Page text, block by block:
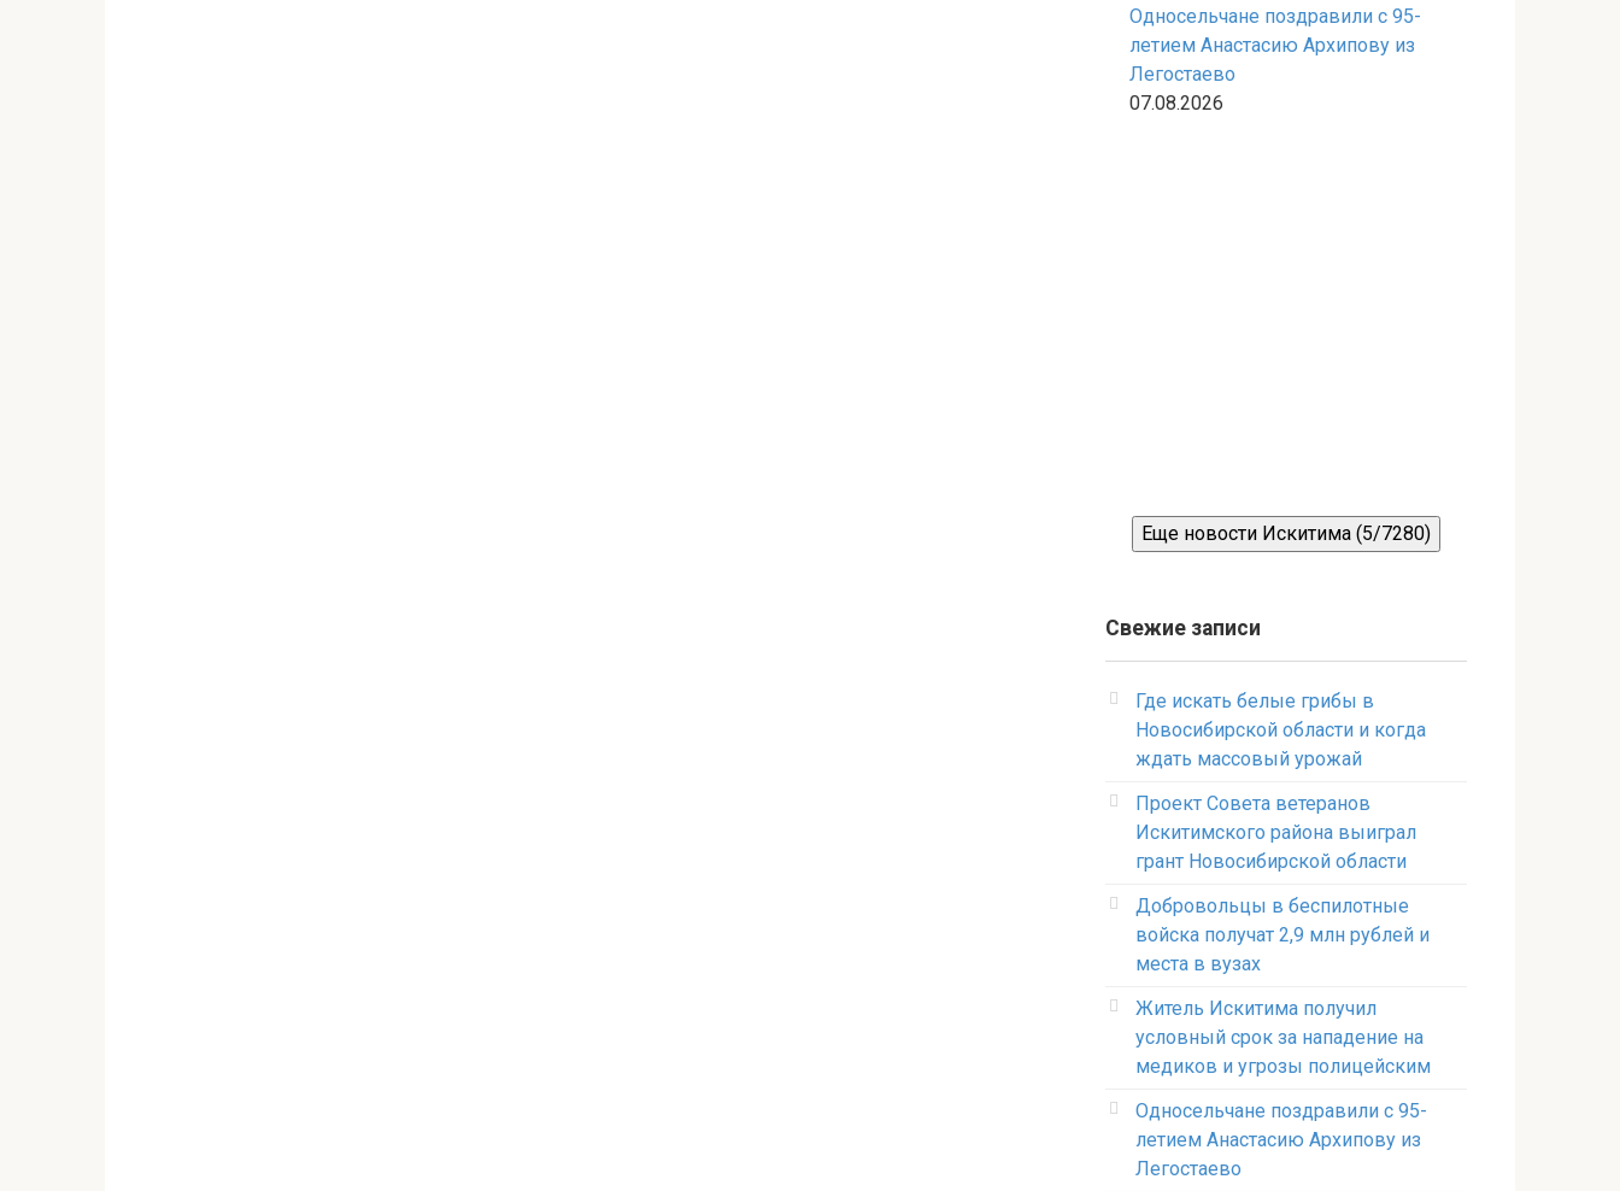
Односельчане поздравили с 95-
летием Анастасию Архипову из
Легостаево
07.08.2026
Еще новости Искитима (5/7280)
Свежие записи
Где искать белые грибы в
Новосибирской области и когда
ждать массовый урожай
Проект Совета ветеранов
Искитимского района выиграл
грант Новосибирской области
Добровольцы в беспилотные
войска получат 2,9 млн рублей и
места в вузах
Житель Искитима получил
условный срок за нападение на
медиков и угрозы полицейским
Односельчане поздравили с 95-
летием Анастасию Архипову из
Легостаево